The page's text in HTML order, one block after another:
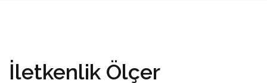
İletkenlik Ölçer